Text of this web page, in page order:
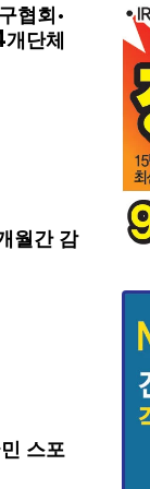
협회·
단체
월간 감
스포